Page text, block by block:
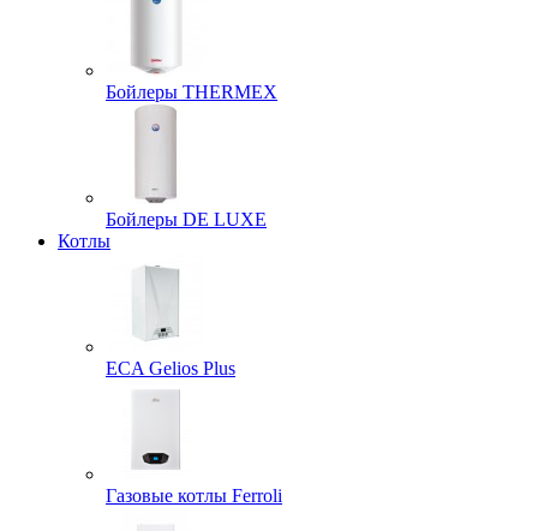
Бойлеры THERMEX
Бойлеры DE LUXE
Котлы
ECA Gelios Plus
Газовые котлы Ferroli